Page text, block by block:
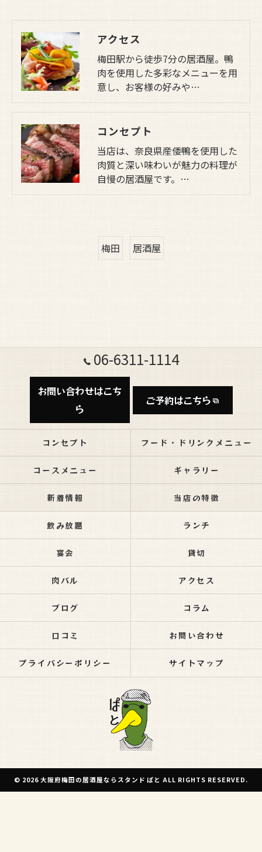
アクセス
梅田駅から徒歩7分の居酒屋。鴨
肉を使用した多彩なメニューを用
意し、お客様の好みや…
コンセプト
当店は、奈良県産倭鴨を使用した
肉質と深い味わいが魅力の料理が
自慢の居酒屋です。…
梅田 居酒屋
06-6311-1114
お問い合わせはこち
ら
ご予約はこちら
コンセプト フード・ドリンクメニュー
コースメニュー ギャラリー
新着情報 当店の特徴
飲み放題 ランチ
宴会 貸切
肉バル アクセス
ブログ コラム
口コミ お問い合わせ
プライバシーポリシー サイトマップ
© 2026 大阪府梅田の居酒屋ならスタンド ぱと ALL RIGHTS RESERVED.